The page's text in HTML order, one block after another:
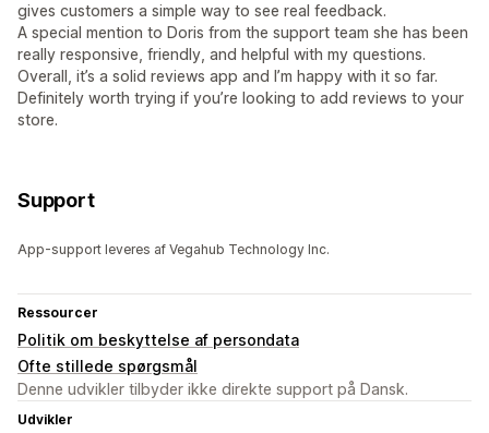
gives customers a simple way to see real feedback.
A special mention to Doris from the support team she has been
really responsive, friendly, and helpful with my questions.
Overall, it’s a solid reviews app and I’m happy with it so far.
Definitely worth trying if you’re looking to add reviews to your
store.
Support
App-support leveres af Vegahub Technology Inc.
Ressourcer
Politik om beskyttelse af persondata
Ofte stillede spørgsmål
Denne udvikler tilbyder ikke direkte support på Dansk.
Udvikler